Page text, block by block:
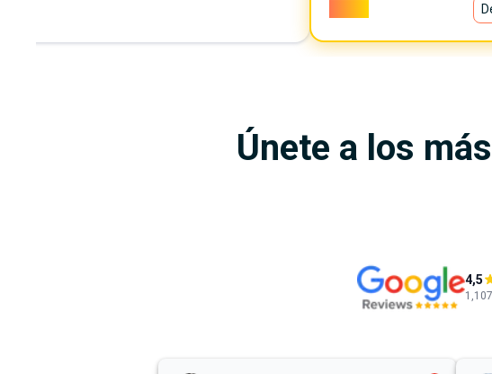
Únete a los
4,5
1,107